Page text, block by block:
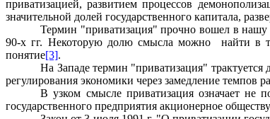
приватизацией, развитием процессов
значительной долей государственного капитала,
Термин "приватизация" прочно вошел в нашу
90-х гг. Некоторую долю смысла можно
найти в
понятие[3].
На Западе термин "приватизация"
регулирования экономики через замедление темпов
В узком смысле приватизация означает не
государственного пред­приятия акционерное